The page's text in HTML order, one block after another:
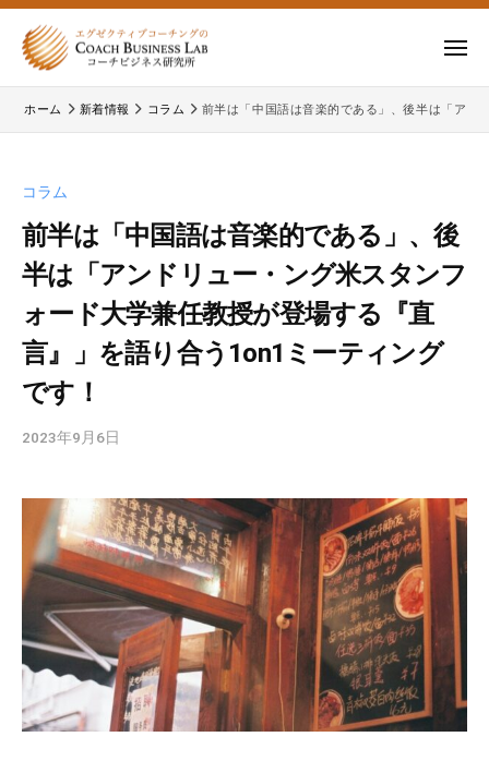
コ
ツ
株
式
社
ー
チ
ビ
ジ
ネ
ス
株
式
ー
チ
ビ
ジ
ネ
ス
研
究
の
式
ー
ム
ペ
ー
ジ
で
す
メ
ュ
ー
ホーム 新着情報 コラム 前半は「中国語は音楽的である」、後半は「アン
コラム
前半は「中国語は音楽的である」、後
半は「アンドリュー・ング米スタンフ
ォード大学兼任教授が登場する『直
言』」を語り合う1on1ミーティング
です！
2023年9月6日
b
l
a
d
i
n
式
会
社
コ
ー
ジ
ネ
ス
研
所
ー